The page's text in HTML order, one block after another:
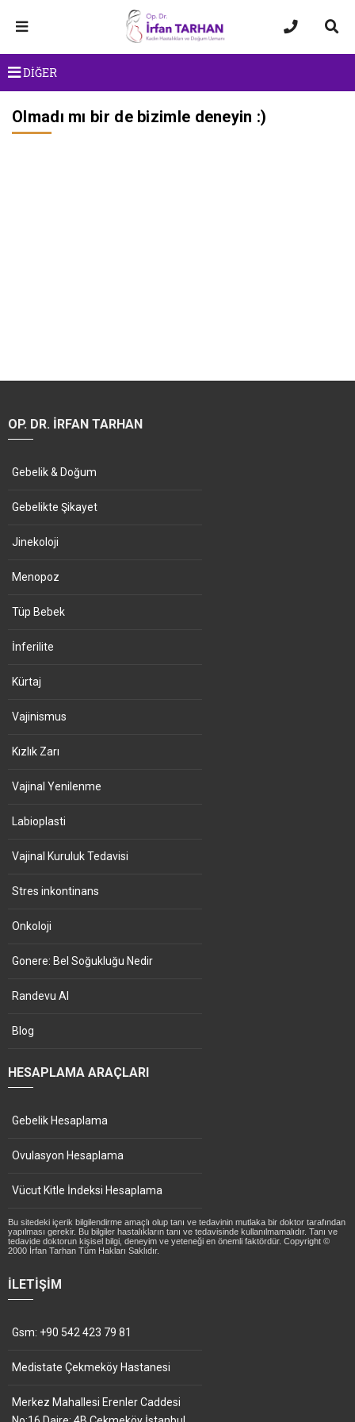
DİĞER
Olmadı mı bir de bizimle deneyin :)
OP. DR. İRFAN TARHAN
Gebelik & Doğum
Gebelikte Şikayet
Jinekoloji
Menopoz
Tüp Bebek
İnferilite
Kürtaj
Vajinismus
Kızlık Zarı
Vajinal Yenilenme
Labioplasti
Vajinal Kuruluk Tedavisi
Stres inkontinans
Onkoloji
Gonere: Bel Soğukluğu Nedir
Randevu Al
Blog
HESAPLAMA ARAÇLARI
Gebelik Hesaplama
Ovulasyon Hesaplama
Vücut Kitle İndeksi Hesaplama
Bu sitedeki içerik bilgilendirme amaçlı olup tanı ve tedavinin mutlaka bir doktor tarafından
yapılması gerekir. Bu bilgiler hastalıkların tanı ve tedavisinde kullanılmamalıdır. Tanı ve
tedavide doktorun kişisel bilgi, deneyim ve yeteneği en önemli faktördür. Copyright ©
2000 İrfan Tarhan Tüm Hakları Saklıdır.
İLETIŞIM
Gsm: +90 542 423 79 81
Medistate Çekmeköy Hastanesi
Merkez Mahallesi Erenler Caddesi